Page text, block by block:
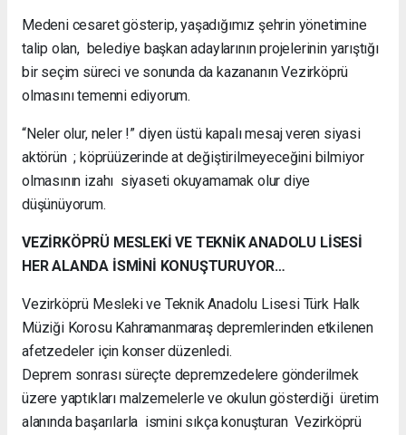
Medeni cesaret gösterip, yaşadığımız şehrin yönetimine
talip olan, belediye başkan adaylarının projelerinin yarıştığı
bir seçim süreci ve sonunda da kazananın Vezirköprü
olmasını temenni ediyorum.
“Neler olur, neler !” diyen üstü kapalı mesaj veren siyasi
aktörün ; köprüüzerinde at değiştirilmeyeceğini bilmiyor
olmasının izahı siyaseti okuyamamak olur diye
düşünüyorum.
VEZİRKÖPRÜ MESLEKİ VE TEKNİK ANADOLU LİSESİ
HER ALANDA İSMİNİ KONUŞTURUYOR…
Vezirköprü Mesleki ve Teknik Anadolu Lisesi Türk Halk
Müziği Korosu Kahramanmaraş depremlerinden etkilenen
afetzedeler için konser düzenledi.
Deprem sonrası süreçte depremzedelere gönderilmek
üzere yaptıkları malzemelerle ve okulun gösterdiği üretim
alanında başarılarla ismini sıkça konuşturan Vezirköprü